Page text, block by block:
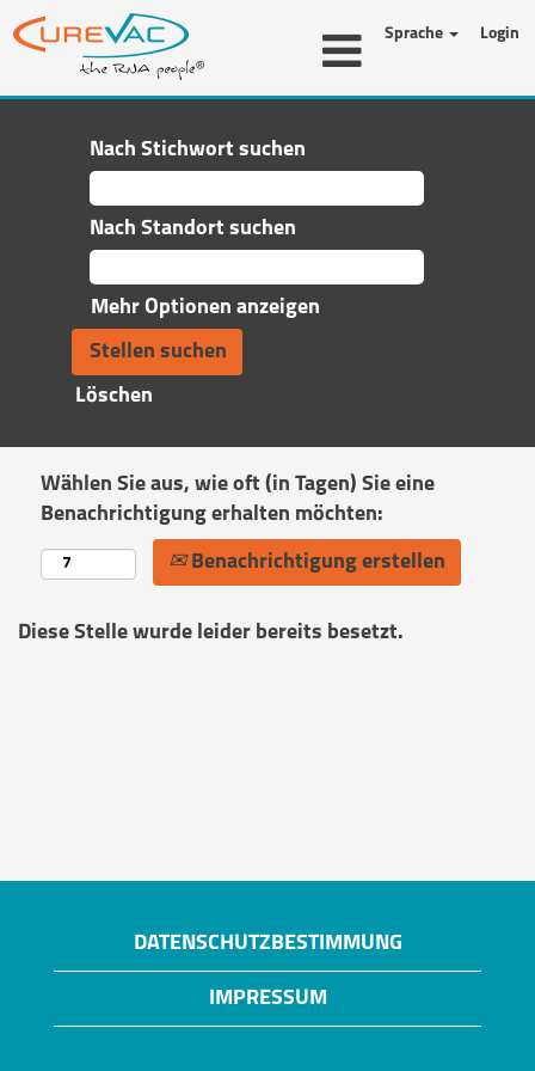
Sprache Login
Nach Stichwort suchen
Nach Standort suchen
Mehr Optionen anzeigen
Löschen
Wählen Sie aus, wie oft (in Tagen) Sie eine
Benachrichtigung erhalten möchten:
Benachrichtigung erstellen
Diese Stelle wurde leider bereits besetzt.
DATENSCHUTZBESTIMMUNG
IMPRESSUM